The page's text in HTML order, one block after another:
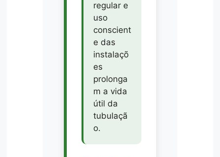
regular e
uso
conscient
e das
instalaçõ
es
prolonga
m a vida
útil da
tubulaçã
o.